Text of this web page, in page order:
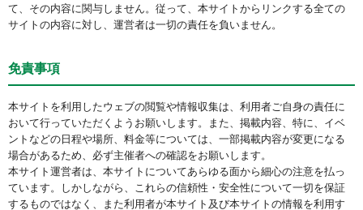
て、その内容に関与しません。従って、本サイトからリンクする全ての
サイトの内容に対し、運営者は一切の責任を負いません。
免責事項
本サイトを利用したウェブの閲覧や情報収集は、利用者ご自身の責任に
おいて行っていただくようお願いします。また、掲載内容、特に、イベ
ントなどの日程や場所、料金等については、一部掲載内容が変更になる
場合があるため、必ず主催者への確認をお願いします。
本サイト運営者は、本サイトについてあらゆる面から細心の注意を払っ
ています。しかしながら、これらの信頼性・安全性について一切を保証
するものではなく、また利用者が本サイト及び本サイトの情報を利用す